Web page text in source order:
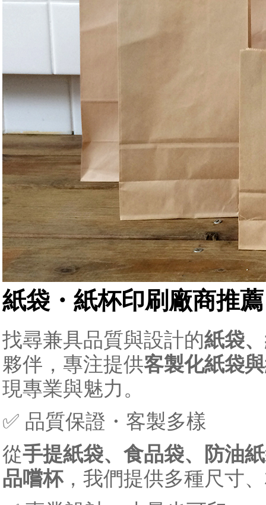
紙袋・紙杯印刷廠商推
找尋兼具品質與設計的紙袋
夥伴，專注提供客製化紙袋
現專業與魅力。
✅ 品質保證・客製多樣
從手提紙袋、食品袋、防油
品嚐杯，我們提供多種尺寸